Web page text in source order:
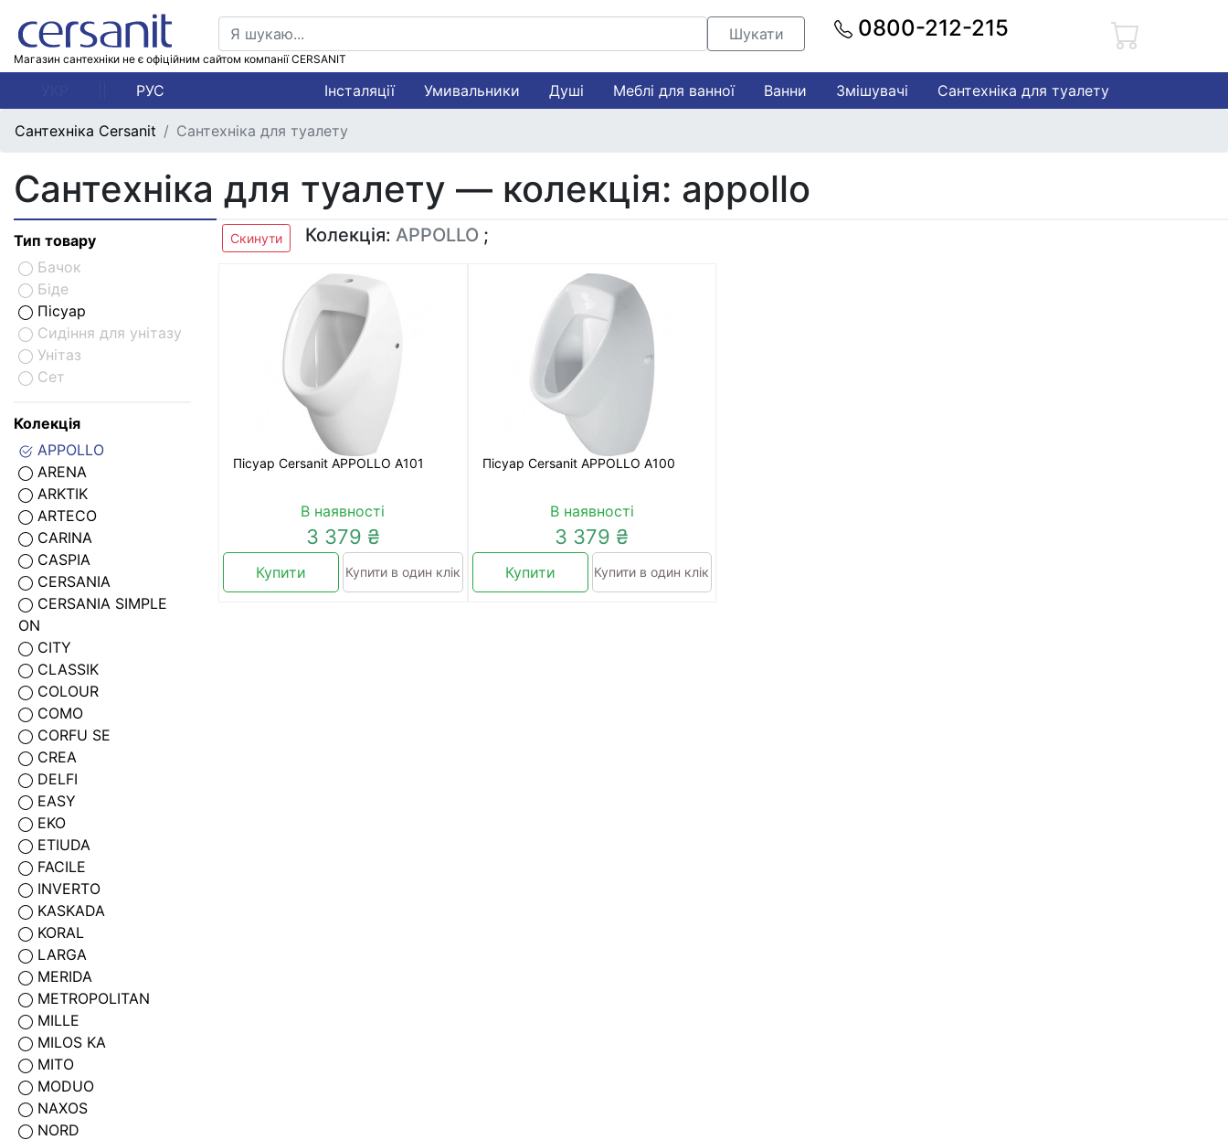
Магазин сантехніки не є офіційним сайтом компанії CERSANIT
Шукати 0800-212-215
РУС Інсталяції Умивальники Душі Меблі для ванної Ванни Змішувачі Сантехніка для туалету
Сантехніка Cersanit Сантехніка для туалету
Сантехніка для туалету — колекція: appollo
Тип товару
Бачок
Біде
Пісуар
Сидіння для унітазу
Унітаз
Сет
Колекція
APPOLLO
ARENA
ARKTIK
ARTECO
CARINA
CASPIA
CERSANIA
CERSANIA SIMPLE
ON
CITY
CLASSIK
COLOUR
COMO
CORFU SE
CREA
DELFI
EASY
EKO
ETIUDA
FACILE
INVERTO
KASKADA
KORAL
LARGA
MERIDA
METROPOLITAN
MILLE
MILOS KA
MITO
MODUO
NAXOS
NORD
Скинути Колекція: APPOLLO ;
Пісуар Cersanit APPOLLO A101
В наявності
3 379 ₴
Купити Купити в один клік
Пісуар Cersanit APPOLLO A100
В наявності
3 379 ₴
Купити Купити в один клік